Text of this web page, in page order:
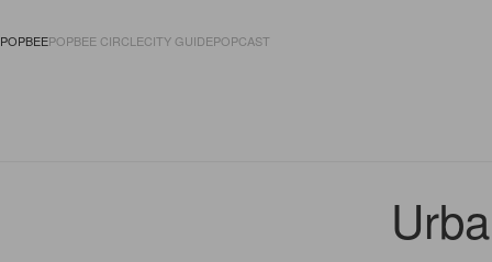
POPBEEPOPBEE CIRCLECITY GUIDEPOPCAST